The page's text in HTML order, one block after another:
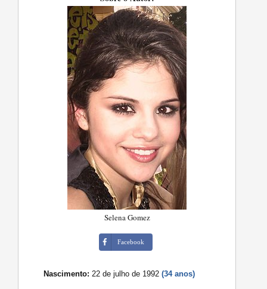
Selena Gomez
Facebook
Nascimento: 22 de julho de 1992(34 anos)